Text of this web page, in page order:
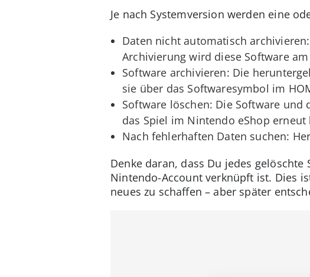
Je nach Systemversion werden eine
Daten nicht automatisch
Archivierung wird diese Software
Software archivieren: Die
sie über das Softwaresymbol im
Software löschen: Die Software und
das Spiel im Nintendo eShop
Nach fehlerhaften Daten suchen:
Denke daran, dass Du jedes
Nintendo-Account verknüpft ist. Dies
neues zu schaffen – aber später